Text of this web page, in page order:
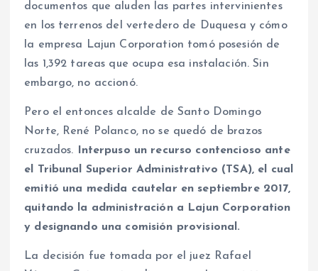
documentos que aluden las partes intervinientes
en los terrenos del vertedero de Duquesa y cómo
la empresa Lajun Corporation tomó posesión de
las 1,392 tareas que ocupa esa instalación. Sin
embargo, no accionó.
Pero el entonces alcalde de Santo Domingo
Norte, René Polanco, no se quedó de brazos
cruzados. Interpuso un recurso contencioso ante
el Tribunal Superior Administrativo (TSA), el cual
emitió una medida cautelar en septiembre 2017,
quitando la administración a Lajun Corporation
y designando una comisión provisional.
La decisión fue tomada por el juez Rafael